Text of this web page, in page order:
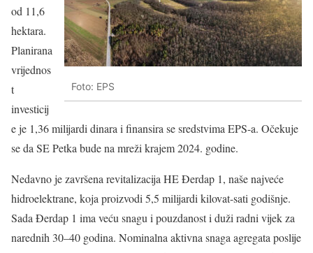
Foto: EPS
od 11,6
hektara.
Planirana
vrijednos
t
investicij
e je 1,36 milijardi dinara i finansira se sredstvima EPS-a. Očekuje
se da SE Petka bude na mreži krajem 2024. godine.
Nedavno je završena revitalizacija HE Đerdap 1, naše najveće
hidroelektrane, koja proizvodi 5,5 milijardi kilovat-sati godišnje.
Sada Đerdap 1 ima veću snagu i pouzdanost i duži radni vijek za
narednih 30–40 godina. Nominalna aktivna snaga agregata poslije